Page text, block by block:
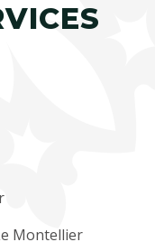
Montellier